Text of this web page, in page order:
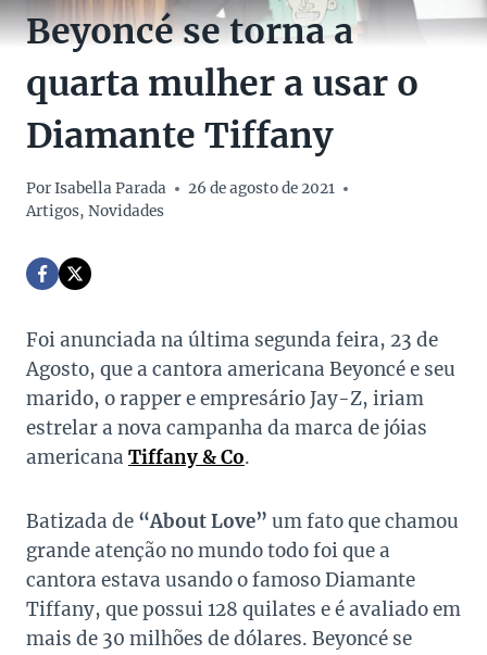
Beyoncé se torna a
quarta mulher a usar o
Diamante Tiffany
PorIsabella Parada
26 de agosto de 2021
Artigos, Novidades
Foi anunciada na última segunda feira, 23 de
Agosto, que a cantora americana Beyoncé e seu
marido, o rapper e empresário Jay-Z, iriam
estrelar a nova campanha da marca de jóias
americana Tiffany & Co.
Batizada de “About Love” um fato que chamou
grande atenção no mundo todo foi que a
cantora estava usando o famoso Diamante
Tiffany, que possui 128 quilates e é avaliado em
mais de 30 milhões de dólares. Beyoncé se